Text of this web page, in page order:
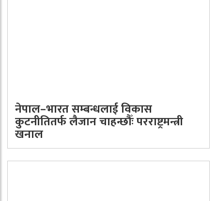
नेपाल–भारत सम्बन्धलाई विकास
कुटनीतितर्फ लैजान चाहन्छौँः परराष्ट्रमन्त्री
खनाल